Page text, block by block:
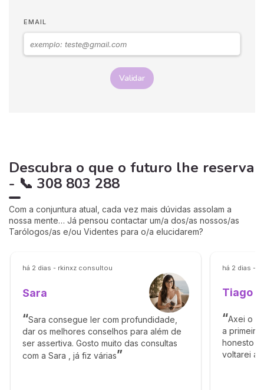
EMAIL
Validar
Descubra o que o futuro lhe reserva
- 📞 308 803 288
Com a conjuntura atual, cada vez mais dúvidas assolam a
nossa mente… Já pensou contactar um/a dos/as nossos/as
Tarólogos/as e/ou Videntes para o/a elucidarem?
há 2 dias - rkinxz consultou
Sara
Sara consegue ler com profundidade,
dar os melhores conselhos para além de
ser assertiva. Gosto muito das consultas
com a Sara , já fiz várias
há 2 dias -
Tiago
Axei o
a
honesto e
voltarei